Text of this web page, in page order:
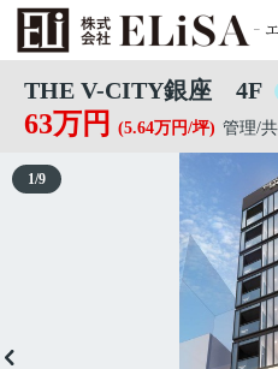
THE V-CITY銀座 4F
63万円 (5.64万円/坪) 管理/
1/9